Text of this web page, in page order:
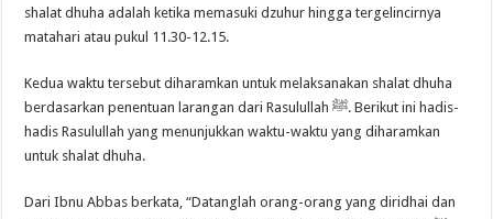
shalat dhuha adalah ketika memasuki dzuhur hingga tergelincirnya
matahari atau pukul 11.30-12.15.
Kedua waktu tersebut diharamkan untuk melaksanakan shalat dhuha
berdasarkan penentuan larangan dari Rasulullah ﷺ. Berikut ini hadis-
hadis Rasulullah yang menunjukkan waktu-waktu yang diharamkan
untuk shalat dhuha.
Dari Ibnu Abbas berkata, “Datanglah orang-orang yang diridhai dan